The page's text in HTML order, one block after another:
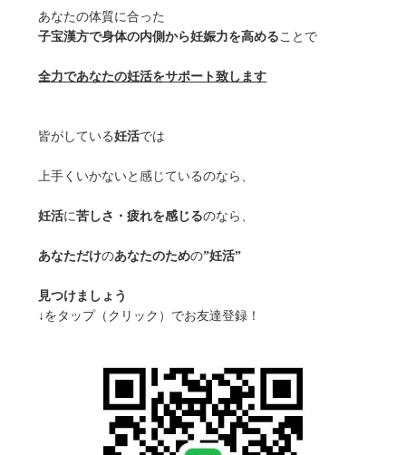
あなたの体質に合った
子宝漢方で身体の内側から妊娠力を高める ことで
全力であなたの妊活をサポート致します
皆がしている妊活では
上手くいかないと感じているのなら、
妊活に苦しさ・疲れを感じるのなら、
あなただけのあなたのための”妊活”
見つけましょう
↓をタップ（クリック）でお友達登録！